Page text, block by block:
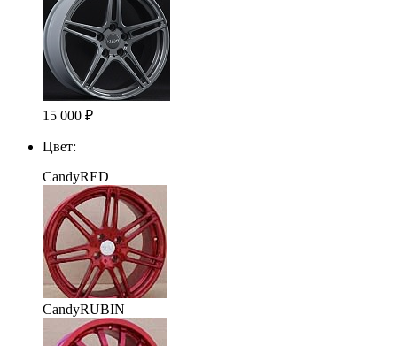
15 000 ₽
Цвет:
CandyRED
CandyRUBIN